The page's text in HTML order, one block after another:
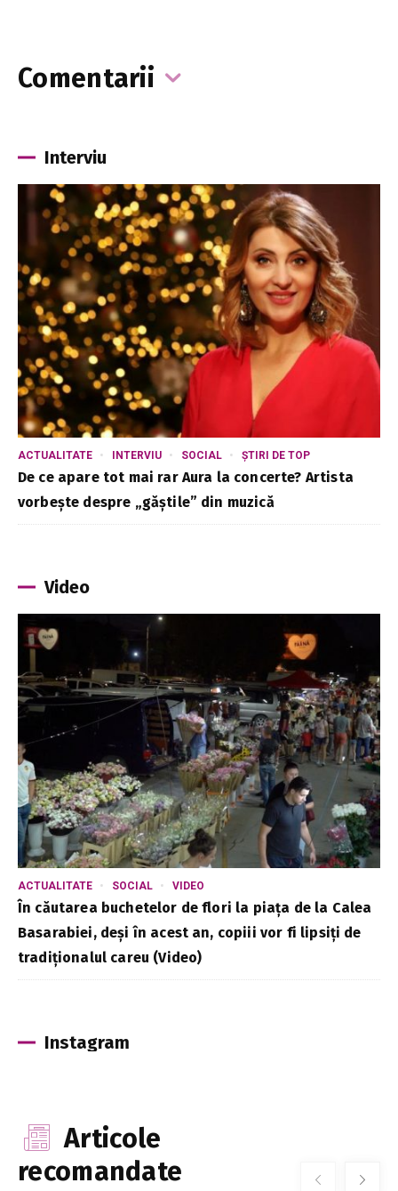
Comentarii
Interviu
ACTUALITATE INTERVIU SOCIAL ȘTIRI DE TOP
De ce apare tot mai rar Aura la concerte? Artista
vorbește despre „găștile” din muzică
Video
ACTUALITATE SOCIAL VIDEO
În căutarea buchetelor de flori la piața de la Calea
Basarabiei, deși în acest an, copiii vor fi lipsiți de
tradiționalul careu (Video)
Instagram
Articole
recomandate